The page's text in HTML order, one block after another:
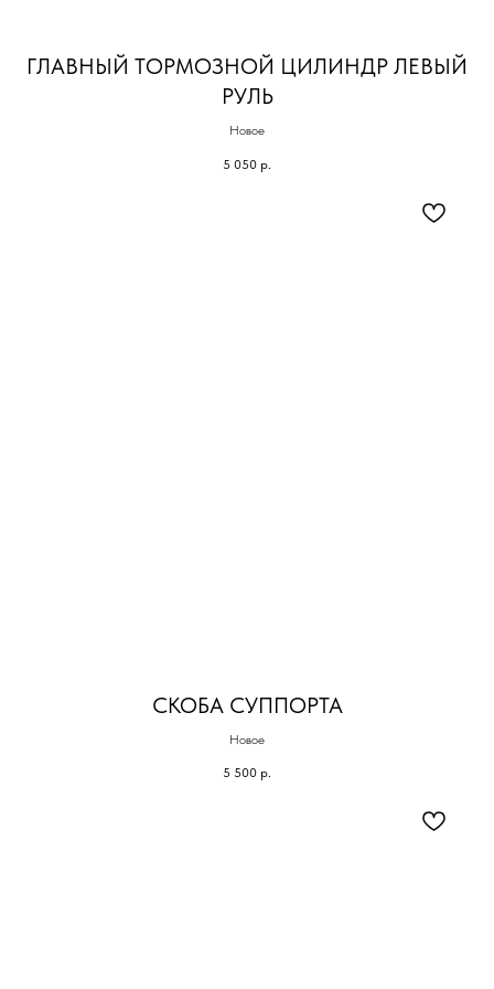
ГЛАВНЫЙ ТОРМОЗНОЙ ЦИЛИНДР ЛЕВЫЙ
РУЛЬ
Новое
5 050 р.
СКОБА СУППОРТА
Новое
5 500 р.